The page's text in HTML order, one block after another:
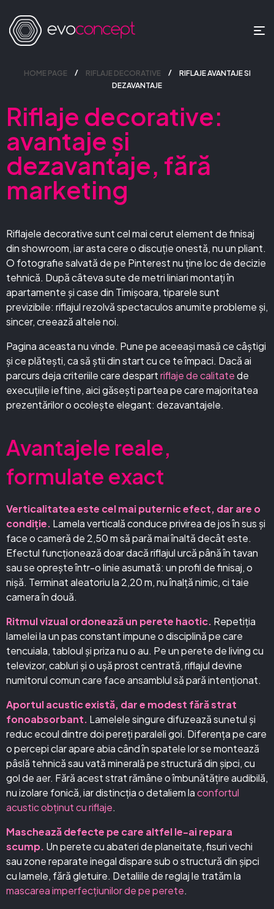
HOME PAGE RIFLAJE DECORATIVE
RIFLAJE AVANTAJE SI
DEZAVANTAJE
Riflaje decorative:
avantaje și
dezavantaje, fără
marketing
Riflajele decorative sunt cel mai cerut element de finisaj
din showroom, iar asta cere o discuție onestă, nu un pliant.
O fotografie salvată de pe Pinterest nu ține loc de decizie
tehnică. După câteva sute de metri liniari montați în
apartamente și case din Timișoara, tiparele sunt
previzibile: riflajul rezolvă spectaculos anumite probleme și,
sincer, creează altele noi.
Pagina aceasta nu vinde. Pune pe aceeași masă ce câștigi
și ce plătești, ca să știi din start cu ce te împaci. Dacă ai
parcurs deja criteriile care despartriflaje de calitatede
execuțiile ieftine, aici găsești partea pe care majoritatea
prezentărilor o ocolește elegant: dezavantajele.
Avantajele reale,
formulate exact
Verticalitatea este cel mai puternic efect, dar are o
condiție. Lamela verticală conduce privirea de jos în sus și
face o cameră de 2,50 m să pară mai înaltă decât este.
Efectul funcționează doar dacă riflajul urcă până în tavan
sau se oprește într-o linie asumată: un profil de finisaj, o
nișă. Terminat aleatoriu la 2,20 m, nu înalță nimic, ci taie
camera în două.
Ritmul vizual ordonează un perete haotic. Repetiția
lamelei la un pas constant impune o disciplină pe care
tencuiala, tabloul și priza nu o au. Pe un perete de living cu
televizor, cabluri și o ușă prost centrată, riflajul devine
numitorul comun care face ansamblul să pară intenționat.
Aportul acustic există, dar e modest fără strat
fonoabsorbant. Lamelele singure difuzează sunetul și
reduc ecoul dintre doi pereți paraleli goi. Diferența pe care
o percepi clar apare abia când în spatele lor se montează
pâslă tehnică sau vată minerală pe structură din șipci, cu
gol de aer. Fără acest strat rămâne o îmbunătățire audibilă,
nu izolare fonică, iar distincția o detaliem laconfortul
acustic obținut cu riflaje.
Maschează defecte pe care altfel le-ai repara
scump. Un perete cu abateri de planeitate, fisuri vechi
sau zone reparate inegal dispare sub o structură din șipci
cu lamele, fără gletuire. Detaliile de reglaj le tratăm la
mascarea imperfecțiunilor de pe perete.